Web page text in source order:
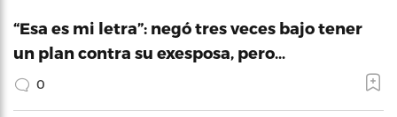
“Esa es mi letra”: negó tres veces bajo tener
un plan contra su exesposa, pero…
0